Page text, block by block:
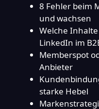
8 Fehler beim
und wachsen
Welche
LinkedIn im
Memberspot
Anbieter
starke Hebel